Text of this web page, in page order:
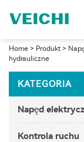
Home > Produkt>
hydrauliczne
KATEGORIA
Napęd
Kontrola ruchu